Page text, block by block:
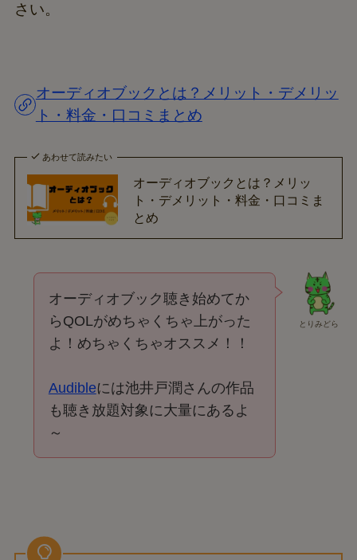
さい。
オーディオブックとは？メリット・デメリッ
ト・料金・口コミまとめ
あわせて読みたい
オーディオブックとは？メリッ
ト・デメリット・料金・口コミま
とめ
とりみどら
オーディオブック聴き始めてか
らQOLがめちゃくちゃ上がった
よ！めちゃくちゃオススメ！！
Audibleには池井戸潤さんの作品
も聴き放題対象に大量にあるよ
～